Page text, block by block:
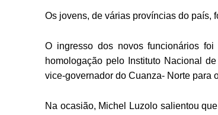
Os jovens, de várias províncias do país,
O ingresso dos novos funcionários
homologação pelo Instituto Nacional
vice-governador do Cuanza- Norte para
Na ocasião, Michel Luzolo salientou